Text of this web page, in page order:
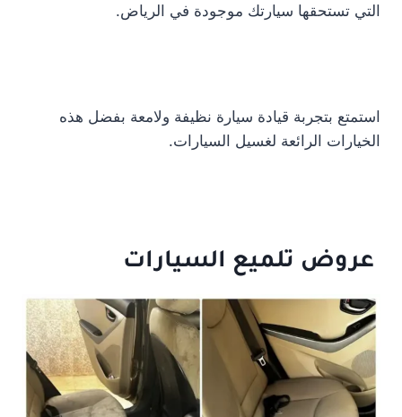
التي تستحقها سيارتك موجودة في الرياض.
استمتع بتجربة قيادة سيارة نظيفة ولامعة بفضل هذه
الخيارات الرائعة لغسيل السيارات.
عروض تلميع السيارات